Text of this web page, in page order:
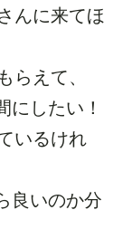
んに来てほ
えて、
したい！
いるけれ
いのか分